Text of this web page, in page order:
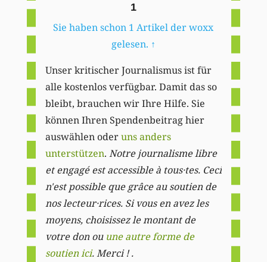
1
Sie haben schon 1 Artikel der woxx
gelesen. ↑
Unser kritischer Journalismus ist für
alle kostenlos verfügbar. Damit das so
bleibt, brauchen wir Ihre Hilfe. Sie
können Ihren Spendenbeitrag hier
auswählen oderuns anders
unterstützen. Notre journalisme libre
et engagé est accessible à tous·tes. Ceci
n'est possible que grâce au soutien de
nos lecteur·rices. Si vous en avez les
moyens, choisissez le montant de
votre don ou une autre forme de
soutien ici. Merci ! .